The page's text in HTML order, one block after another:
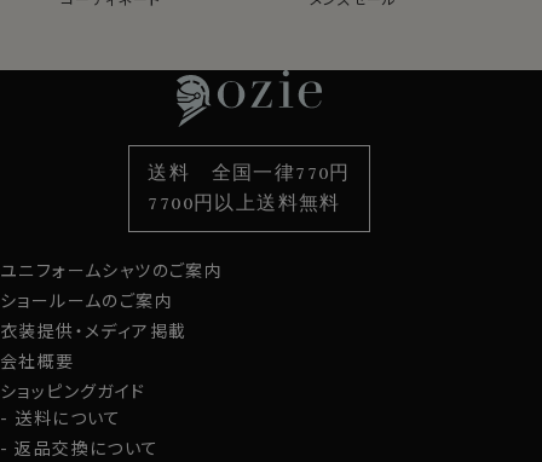
袖・カフス型から選ぶ
色から選ぶ
柄から選ぶ
スタイルから選ぶ
カジュアルシャツ
定番シャツ
カフスボタン
サスペンダー
財布・名刺入れ
バッグ
ストール・マフラー
グローブ
ユニフォームシャツのご案内
ショールームのご案内
衣装提供・メディア掲載
会社概要
ショッピングガイド
送料について
返品交換について
送料 全国一律770円
7700円以上送料無料